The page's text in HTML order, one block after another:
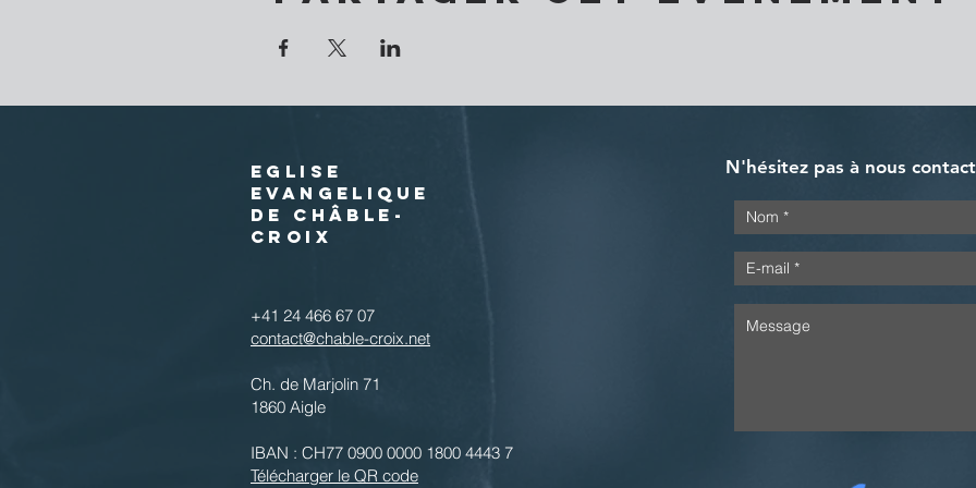
EGLISE
EVANGELIQUE
DE CHÂBLE-
CROIX
+41 24 466 67 07
contact@chable-croix.net
Ch. de Marjolin 71
1860 Aigle
IBAN : CH77 0900 0000 1800 4443 7
Télécharger le QR code
N'hésitez pas à nous